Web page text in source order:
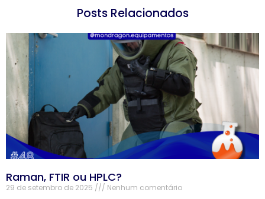
Posts Relacionados
Raman, FTIR ou HPLC?
29 de setembro de 2025 Nenhum comentário